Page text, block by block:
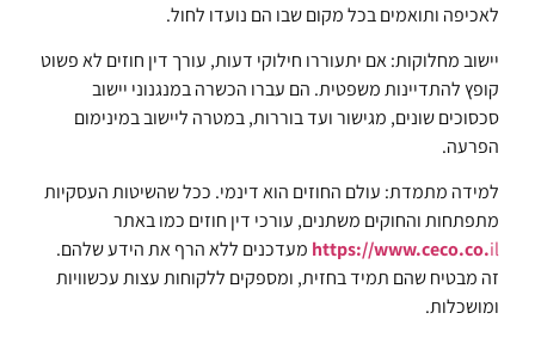
לאכיפה ותואמים בכל מקום שבו הם נועדו לחול.
יישוב מחלוקות: אם יתעוררו חילוקי דעות, עורך דין חוזים לא פשוט
קופץ להתדיינות משפטית. הם עברו הכשרה במנגנוני יישוב
סכסוכים שונים, מגישור ועד בוררות, במטרה ליישוב במינימום
הפרעה.
למידה מתמדת: עולם החוזים הוא דינמי. ככל שהשיטות העסקיות
מתפתחות והחוקים משתנים, עורכי דין חוזים כמו באתר
https://www.ceco.co.il
מעדכנים ללא הרף את הידע שלהם.
זה מבטיח שהם תמיד בחזית, ומספקים ללקוחות עצות עכשוויות
ומושכלות.